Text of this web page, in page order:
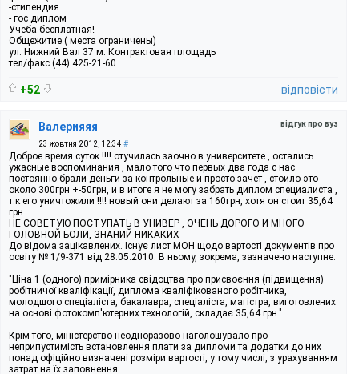
-стипендия
- гос диплом
Учёба бесплатная!
Общежитие ( места ограничены)
ул. Нижний Вал 37 м. Контрактовая площадь
тел/факс (44) 425-21-60
+52 відповісти
відгук про вуз
Валерияяя
23 жовтня 2012, 12:34 #
Доброе время суток !!!! отучилась заочно в университете , остались
ужасные воспоминания , мало того что первых два года с нас
постоянно брали деньги за контрольные и просто зачёт , стоило это
около 300грн +-50грн, и в итоге я не могу забрать диплом специалиста ,
т.к его уничтожили !!!! новый они делают за 160грн, хотя он стоит 35,64
грн
НЕ СОВЕТУЮ ПОСТУПАТЬ В УНИВЕР , ОЧЕНЬ ДОРОГО И МНОГО
ГОЛОВНОЙ БОЛИ, ЗНАНИЙ НИКАКИХ
До відома зацікавлених. Існує лист МОН щодо вартості документів про
освіту № 1/9-371 від 28.05.2010. В ньому, зокрема, зазначено наступне:
"Ціна 1 (одного) примірника свідоцтва про присвоєння (підвищення)
робітничої кваліфікації, диплома кваліфікованого робітника,
молодшого спеціаліста, бакалавра, спеціаліста, магістра, виготовлених
на основі фотокомп'ютерних технологій, складає 35,64 грн."
Крім того, міністерство неодноразово наголошувало про
неприпустимість встановлення плати за дипломи та додатки до них
понад офіційно визначені розміри вартості, у тому числі, з урахуванням
затрат на їх заповнення.